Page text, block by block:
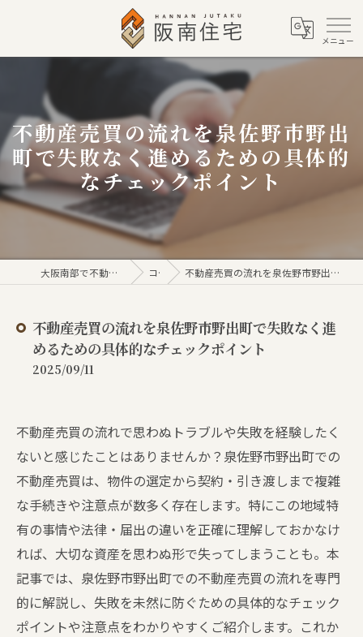
不動産売買の流れを泉佐野市野出
町で失敗なく進めるための具体的
なチェックポイント
大阪南部で不動産売買なら株式会社阪南住宅 コラム 不動産売買の流れを泉佐野市野出町で失敗なく進めるための具体的なチェックポイント
不動産売買の流れを泉佐野市野出町で失敗なく進
めるための具体的なチェックポイント
2025/09/11
不動産売買の流れで思わぬトラブルや失敗を経験したく
ないと感じたことはありませんか？泉佐野市野出町での
不動産売買は、物件の選定から契約・引き渡しまで複雑
な手続きや注意点が数多く存在します。特にこの地域特
有の事情や法律・届出の違いを正確に理解しておかなけ
れば、大切な資産を思わぬ形で失ってしまうことも。本
記事では、泉佐野市野出町での不動産売買の流れを専門
的に解説し、失敗を未然に防ぐための具体的なチェック
ポイントや注意点をわかりやすくご紹介します。これか